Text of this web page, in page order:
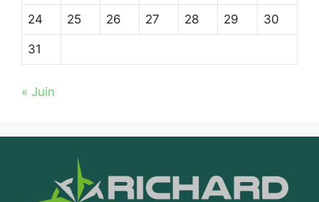
24 25 26 27 28 29 30
31
« Juin